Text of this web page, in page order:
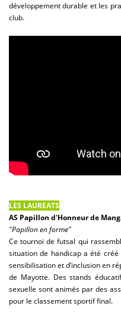
développement durable et les
club.
LES LAUREATS
AS Papillon d'Honneur de
"Papillon en forme"
Ce tournoi de futsal qui
situation de handicap a été
sensibilisation et d’inclusion en
de Mayotte. Des stands
sexuelle sont animés par des
pour le classement sportif final.